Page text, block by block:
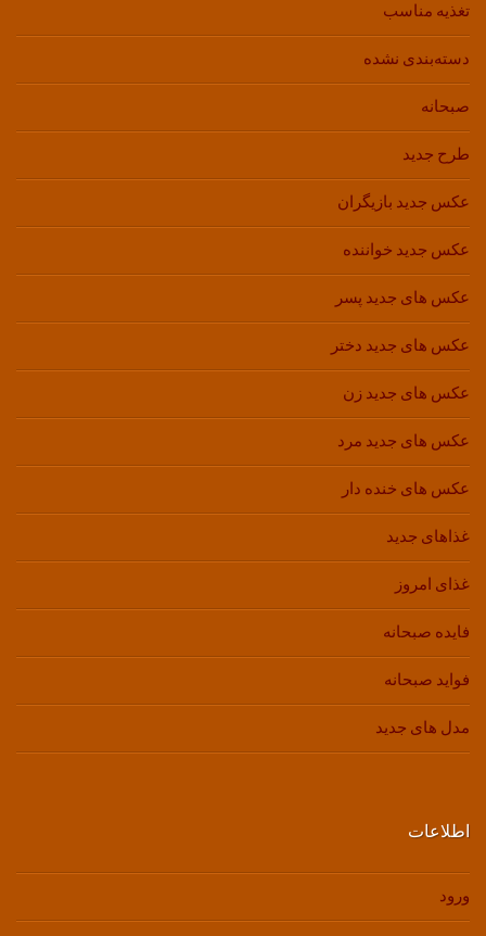
تغذیه مناسب
دسته‌بندی نشده
صبحانه
طرح جدید
عکس جدید بازیگران
عکس جدید خواننده
عکس های جدید پسر
عکس های جدید دختر
عکس های جدید زن
عکس های جدید مرد
عکس های خنده دار
غذاهای جدید
غذای امروز
فایده صبحانه
فواید صبحانه
مدل های جدید
اطلاعات
ورود